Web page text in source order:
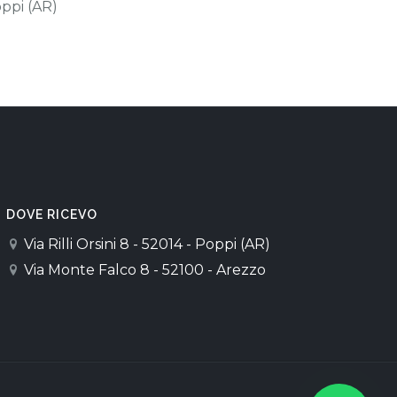
(AR)
DOVE RICEVO
Via Rilli Orsini 8 - 52014 - Poppi (AR)
Via Monte Falco 8 - 52100 - Arezzo